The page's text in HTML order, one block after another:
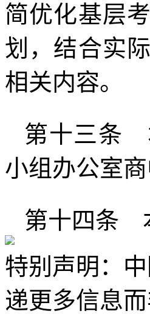
简优化基层
划，结合实
相关内容。
第十三条
小组办公室
第十四条
特别声明：
递更多信息